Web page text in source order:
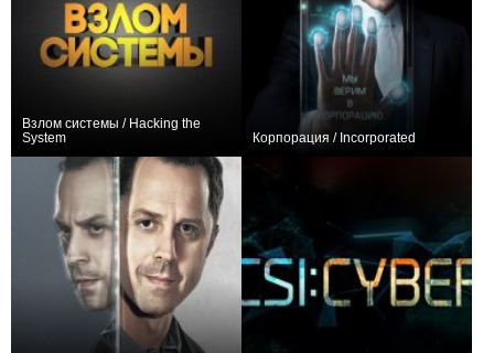
Взлом системы / Hacking the
System
Корпорация / Incorporated